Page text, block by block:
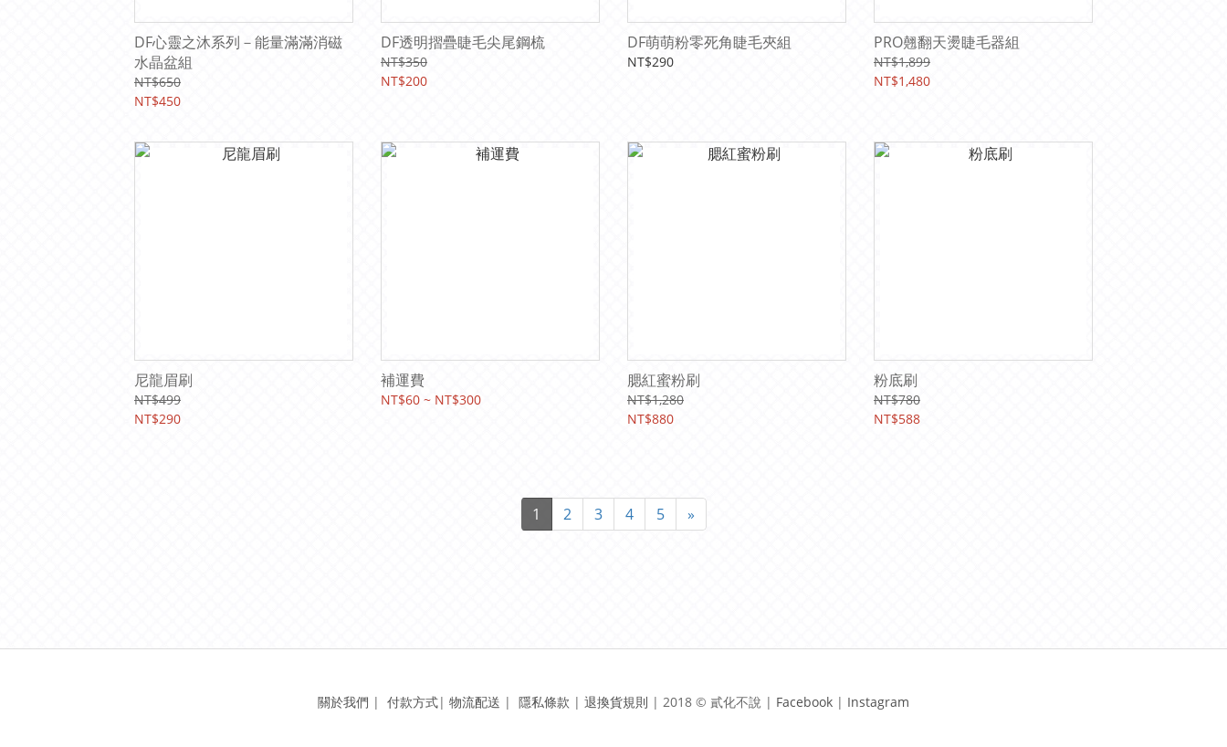
DF心靈之沐系列－能量滿滿消磁
水晶盆組
NT$650
NT$450
DF透明摺疊睫毛尖尾鋼梳
NT$350
NT$200
DF萌萌粉零死角睫毛夾組
NT$290
PRO翹翻天燙睫毛器組
NT$1,899
NT$1,480
尼龍眉刷
NT$499
NT$290
補運費
NT$60 ~ NT$300
腮紅蜜粉刷
NT$1,280
NT$880
粉底刷
NT$780
NT$588
1 2 3 4 5 »
關於我們 | 付款方式| 物流配送 | 隱私條款 | 退換貨規則 | 2018 © 貳化不說 | ​ Facebook | Instagram